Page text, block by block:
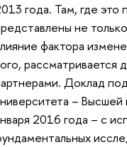
года. Там, где это
не
фактора
Доклад
–
2016 года – с